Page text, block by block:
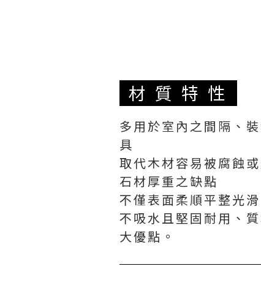
材質特性
多用於室內之間隔、
具
取代木材容易被腐蝕
石材厚重之缺點
不僅表面柔順平整光
不吸水且堅固耐用、
大優點。